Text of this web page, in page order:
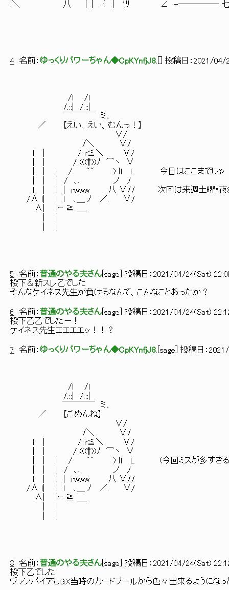
.＼ .八 | .| .{ .| ',ﾘ ∠ -―――――
4 名前： ゆっくりパワーちゃん◆CpKYnfjJ8. ] 投稿日： 2021/04/
/l /l
/.::| /.::|
￣￣￣￣ ミ､
／ 【えい、えい、むんっ！】
∨/
/＼ ∨/
ｌ | / r≦＼ ∨/
| | / (((†))ﾉ ⌒ヽ ∨
| | l / "" ) }l L 今日はここまでじゃ
| | | / ､､ ノ ﾉ
ｌ | l | rwww 八 ∨// 次回は来週土曜・夜8時か
/∧ l| l l ､＿ ﾉ ／. ∨/
∧| |ｰ ≧ ＿_
5 名前： 普通のやる夫さん sage ] 投稿日： 2021/04/24(Sat)
投下＆新スレ乙でした
そんなケイネス先生が負けるなんて、こんなことあったか？
6 名前： 普通のやる夫さん sage ] 投稿日： 2021/04/24(Sat)
投下乙乙でしたー！
ケイネス先生エエエエッ！！？
7 名前： ゆっくりパワーちゃん◆CpKYnfjJ8. sage ] 投稿日：
/l /l
/.::| /.::|
￣￣￣￣ ミ､
／ 【ごめんね】
∨/
/＼ ∨/
ｌ | / r≦＼ ∨/
| | / (((†))ﾉ ⌒ヽ ∨
| | l / "" ) }l L (今回ミスが多すぎるので、見
| | | / ､､ ノ ﾉ
ｌ | l | rwww 八 ∨//
/∧ l| l l ､＿ ﾉ ／. ∨/
∧| |ｰ ≧ ＿_
8 名前： 普通のやる夫さん sage ] 投稿日： 2021/04/24(Sat)
投下乙でした
ヴァンパイアもGX当時のカードプールから色々出来るようになっ